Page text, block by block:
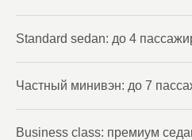
Standard sedan: до 4
Частный минивэн: до 7
Business class: премиум